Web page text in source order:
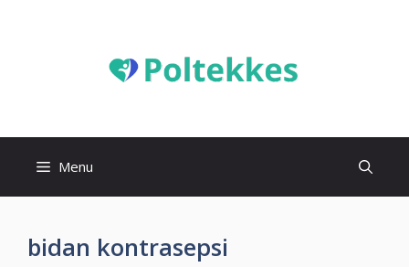
Menu
bidan kontrasepsi